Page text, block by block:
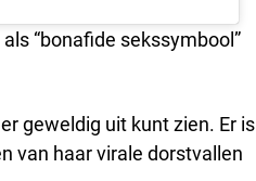
“bonafide sekssymbool”
geweldig uit kunt zien. Er is
van haar virale dorstvallen